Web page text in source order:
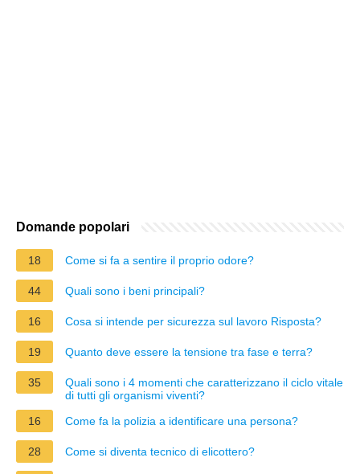
Domande popolari
18 Come si fa a sentire il proprio odore?
44 Quali sono i beni principali?
16 Cosa si intende per sicurezza sul lavoro Risposta?
19 Quanto deve essere la tensione tra fase e terra?
35
Quali sono i 4 momenti che caratterizzano il ciclo vitale
di tutti gli organismi viventi?
16
Come fa la polizia a identificare una persona?
28 Come si diventa tecnico di elicottero?